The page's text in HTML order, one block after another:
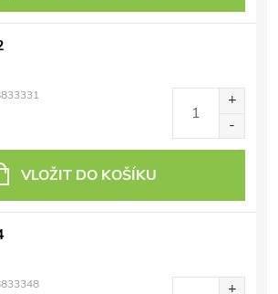
VLOŽIT DO KOŠÍKU